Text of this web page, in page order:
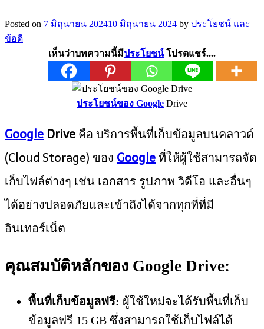
Posted on 7 มิถุนายน 202410 มิถุนายน 2024 by ประโยชน์ และ
ข้อดี
เห็นว่าบทความนี้มีประโยชน์โปรดแชร์....
ประโยชน์ของ Google Drive
Google Driveคือ บริการพื้นที่เก็บข้อมูลบนคลาวด์
(Cloud Storage) ของGoogleที่ให้ผู้ใช้สามารถจัด
เก็บไฟล์ต่างๆ เช่น เอกสาร รูปภาพ วิดีโอ และอื่นๆ
ได้อย่างปลอดภัยและเข้าถึงได้จากทุกที่ที่มี
อินเทอร์เน็ต
คุณสมบัติหลักของ Google Drive:
พื้นที่เก็บข้อมูลฟรี: ผู้ใช้ใหม่จะได้รับพื้นที่เก็บ
ข้อมูลฟรี 15 GB ซึ่งสามารถใช้เก็บไฟล์ได้